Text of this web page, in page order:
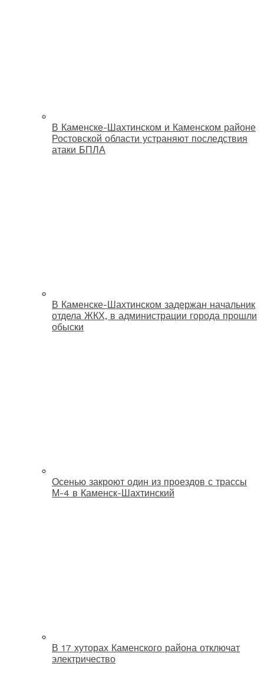
В Каменске-Шахтинском и Каменском районе
Ростовской области устраняют последствия
атаки БПЛА
В Каменске-Шахтинском задержан начальник
отдела ЖКХ, в администрации города прошли
обыски
Осенью закроют один из проездов с трассы
М-4 в Каменск-Шахтинский
В 17 хуторах Каменского района отключат
электричество